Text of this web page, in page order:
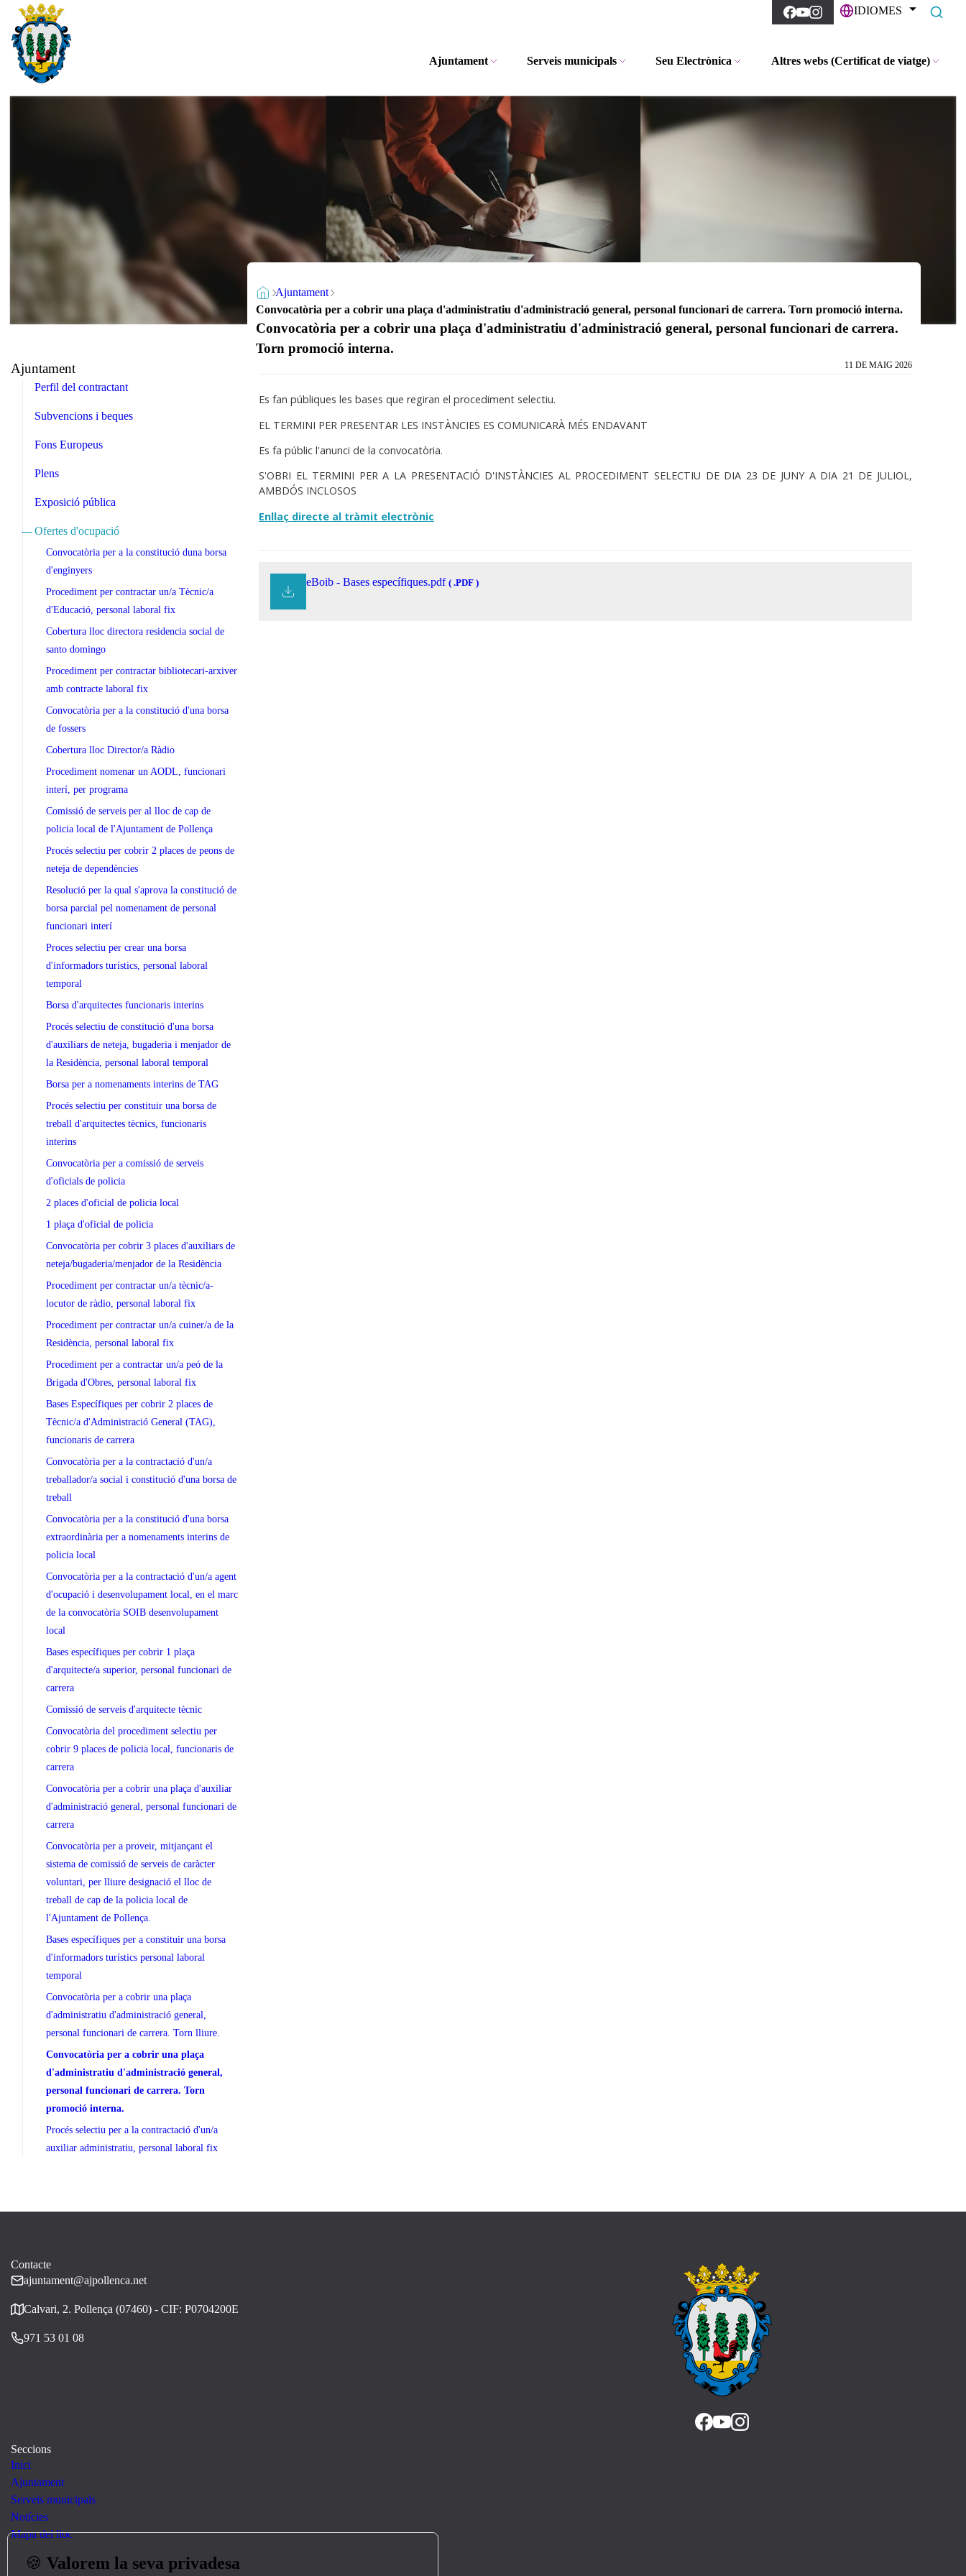
IDIOMES
Ajuntament Serveis municipals Seu Electrònica Altres webs (Certificat de viatge)
Ajuntament
Convocatòria per a cobrir una plaça d'administratiu d'administració general, personal funcionari de carrera. Torn promoció interna.
Convocatòria per a cobrir una plaça d'administratiu d'administració general, personal funcionari de carrera.
Torn promoció interna.
Ajuntament
Perfil del contractant
Subvencions i beques
Fons Europeus
Plens
Exposició pública
Ofertes d'ocupació
Convocatòria per a la constitució duna borsa
d'enginyers
Procediment per contractar un/a Tècnic/a
d'Educació, personal laboral fix
Cobertura lloc directora residencia social de
santo domingo
Procediment per contractar bibliotecari-arxiver
amb contracte laboral fix
Convocatòria per a la constitució d'una borsa
de fossers
Cobertura lloc Director/a Ràdio
Procediment nomenar un AODL, funcionari
interí, per programa
Comissió de serveis per al lloc de cap de
policia local de l'Ajuntament de Pollença
Procés selectiu per cobrir 2 places de peons de
neteja de dependències
Resolució per la qual s'aprova la constitució de
borsa parcial pel nomenament de personal
funcionari interí
Proces selectiu per crear una borsa
d'informadors turístics, personal laboral
temporal
Borsa d'arquitectes funcionaris interins
Procés selectiu de constitució d'una borsa
d'auxiliars de neteja, bugaderia i menjador de
la Residència, personal laboral temporal
Borsa per a nomenaments interins de TAG
Procés selectiu per constituir una borsa de
treball d'arquitectes tècnics, funcionaris
interins
Convocatòria per a comissió de serveis
d'oficials de policia
2 places d'oficial de policia local
1 plaça d'oficial de policia
Convocatòria per cobrir 3 places d'auxiliars de
neteja/bugaderia/menjador de la Residència
Procediment per contractar un/a tècnic/a-
locutor de ràdio, personal laboral fix
Procediment per contractar un/a cuiner/a de la
Residència, personal laboral fix
Procediment per a contractar un/a peó de la
Brigada d'Obres, personal laboral fix
Bases Específiques per cobrir 2 places de
Tècnic/a d'Administració General (TAG),
funcionaris de carrera
Convocatòria per a la contractació d'un/a
treballador/a social i constitució d'una borsa de
treball
Convocatòria per a la constitució d'una borsa
extraordinària per a nomenaments interins de
policia local
Convocatòria per a la contractació d'un/a agent
d'ocupació i desenvolupament local, en el marc
de la convocatòria SOIB desenvolupament
local
Bases específiques per cobrir 1 plaça
d'arquitecte/a superior, personal funcionari de
carrera
Comissió de serveis d'arquitecte tècnic
Convocatòria del procediment selectiu per
cobrir 9 places de policia local, funcionaris de
carrera
Convocatòria per a cobrir una plaça d'auxiliar
d'administració general, personal funcionari de
carrera
Convocatòria per a proveir, mitjançant el
sistema de comissió de serveis de caràcter
voluntari, per lliure designació el lloc de
treball de cap de la policia local de
l'Ajuntament de Pollença.
Bases específiques per a constituir una borsa
d'informadors turístics personal laboral
temporal
Convocatòria per a cobrir una plaça
d'administratiu d'administració general,
personal funcionari de carrera. Torn lliure.
Convocatòria per a cobrir una plaça
d'administratiu d'administració general,
personal funcionari de carrera. Torn
promoció interna.
Procés selectiu per a la contractació d'un/a
auxiliar administratiu, personal laboral fix
11 DE MAIG 2026
Es fan públiques les bases que regiran el procediment selectiu.
EL TERMINI PER PRESENTAR LES INSTÀNCIES ES COMUNICARÀ MÉS ENDAVANT
Es fa públic l'anunci de la convocatòria.
S'OBRI EL TERMINI PER A LA PRESENTACIÓ D'INSTÀNCIES AL PROCEDIMENT SELECTIU DE DIA 23 DE JUNY A DIA 21 DE JULIOL,
AMBDÓS INCLOSOS
Enllaç directe al tràmit electrònic
eBoib - Bases específiques.pdf( .PDF )
Contacte
ajuntament@ajpollenca.net
Calvari, 2. Pollença (07460) - CIF: P0704200E
971 53 01 08
Seccions
Inici
Ajuntament
Serveis municipals
Notícies
Mapa del lloc
🍪 Valorem la seva privadesa